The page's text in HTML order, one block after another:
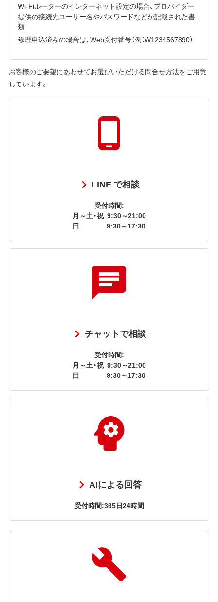
Wi-Fiルーターのインターネット設定の場合、プロバイダー
提供の接続先ユーザー名やパスワードなどが記載された書
類
修理申込済みの場合は、Web受付番号（例：W1234567890）
お客様のご要望にあわせてお選びいただける問合せ方法をご用意
しています。
LINE で相談
受付時間:
月～土・祝 9:30～21:00
日
9:30～17:30
チャットで相談
受付時間:
月～土・祝 9:30～21:00
日
9:30～17:30
AIによる回答
受付時間:365日24時間